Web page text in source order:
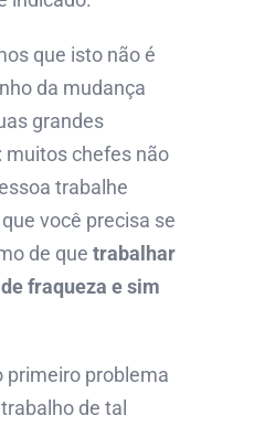
que isto não é
da mudança
grandes
muitos chefes não
trabalhe
você precisa se
de que trabalhar
fraqueza e sim
primeiro problema
de tal